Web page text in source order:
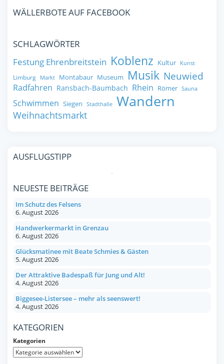
WÄLLERBOTE AUF FACEBOOK
SCHLAGWÖRTER
Festung Ehrenbreitstein Koblenz Kultur Kunst
Limburg Markt Montabaur Museum Musik Neuwied
Radfahren Ransbach-Baumbach Rhein Römer Sauna
Schwimmen Siegen Stadthalle Wandern
Weihnachtsmarkt
AUSFLUGSTIPP
NEUESTE BEITRÄGE
Im Schutz des Felsens
6. August 2026
Handwerkermarkt in Grenzau
6. August 2026
Glücksmatinee mit Beate Schmies & Gästen
5. August 2026
Der Attraktive Badespaß für Jung und Alt!
4. August 2026
Biggesee-Listersee – mehr als seenswert!
4. August 2026
KATEGORIEN
Kategorien